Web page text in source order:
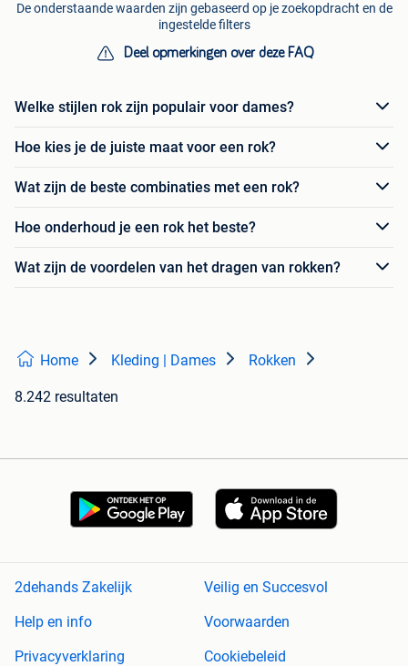
De onderstaande waarden zijn gebaseerd op je zoekopdracht en de
ingestelde filters
Deel opmerkingen over deze FAQ
Welke stijlen rok zijn populair voor dames?
Hoe kies je de juiste maat voor een rok?
Wat zijn de beste combinaties met een rok?
Hoe onderhoud je een rok het beste?
Wat zijn de voordelen van het dragen van rokken?
Home Kleding | Dames Rokken
8.242 resultaten
2dehands Zakelijk
Veilig en Succesvol
Help en info
Voorwaarden
Privacyverklaring
Cookiebeleid